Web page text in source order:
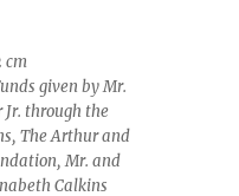
cm
given by Mr.
Jr. through the
The Arthur and
Mr. and
Calkins